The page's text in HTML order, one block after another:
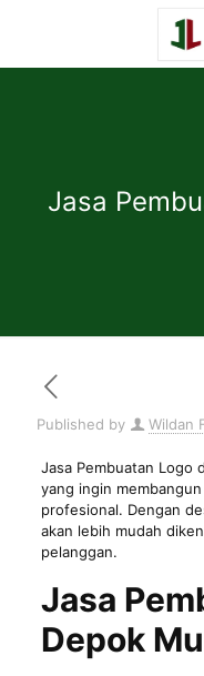
Jasa
Published by Wildan
Jasa Pembuatan Logo
yang ingin
profesional. Dengan
akan lebih mudah
pelanggan.
Jasa
Depok